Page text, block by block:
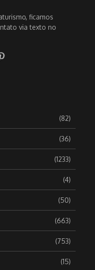
ficamos
via texto no
(82)
(36)
(1233)
(4)
(50)
(663)
(753)
(15)